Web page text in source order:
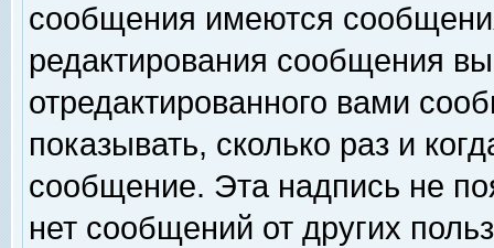
сообщения имеются
редактирования сообщения
отредактированного вами
показывать, сколько раз и
сообщение. Эта надпись не
нет сообщений от других